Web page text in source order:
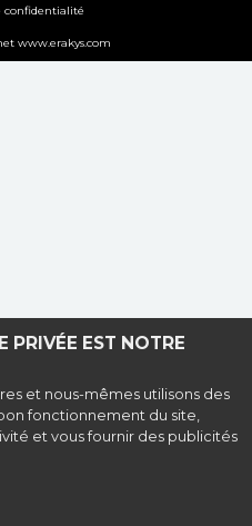
PRIVÉE EST NOTRE
et nous-mêmes utilisons des
fonctionnement du site,
et vous fournir des publicités
confidentialité
www.erakys.com